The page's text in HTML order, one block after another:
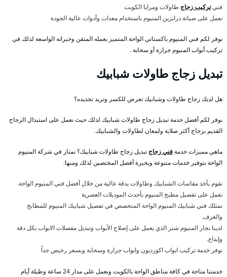
فنيتركيب زجاج طاولات ومرايا الكويت
نعمل على صيانة درابزين المنيوم باستخدام معدات وأدوات عالية الجودة
نوفر لكم فني المنيوم باكستاني الواحة المتميز بعمله المتقن وخبراته الواسعة لذلك في
تركيب أبواب المنيوم جرارة أو سحابة .
تبديل زجاج طاولات شبابيك
هل لديك زجاج طاولات وشبابيك تعرض للكسر وتريد تجديده؟
نوفر لكم أفضل خدمة تبديل زجاج طاولات شبابيك لذلك حيث نعمل على استبدال الزجاج
القديم بزجاج أكثر صلابة ولمعان لطاولات والشبابيك.
ماهي مميزات خدمةفني زجاج تبديل زجاج طاولات شبابيك؟ نمتاز في شركة المنيوم
الواحة بتوفير خدمات متنوعة وبخبرة أفضل المختصين لذلك ومنها:
نقوم بأخذ مقاسات الشبابيك وطاولات بدقة عالية من خلال أفضل فني المنيوم الواحة.
نعمل على تفصيل مطبخ المنيوم بأحدث الموديلات العصرية
نمتلك فني شبابيك المنيوم الواحة المتخصص في تفصيل شبابيك المنيوم للمطابخ
والغرف.
لدينا نجار المنيوم شتر الذي يعمل على إصلاح الأبواب وتبديل مفصلات الابواب بكل دقة
وإبداع.
نوفر خدمة تركيب ابواب اكورديون وابواب جرارة وسحابة وبسعر رخيص جداً
خدمتنا متاحة في كافة مناطق الواحة بالكويت ونعمل على مدار 24 ساعة وطيلة أيام